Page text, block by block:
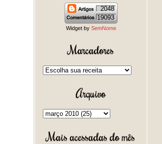
2048
19093
Widget by SemNome
Marcadores
Arquivo
Mais acessadas do mês